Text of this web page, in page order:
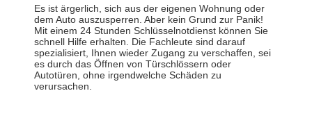
Es ist ärgerlich, sich aus der eigenen Wohnung oder
dem Auto auszusperren. Aber kein Grund zur Panik!
Mit einem 24 Stunden Schlüsselnotdienst können Sie
schnell Hilfe erhalten. Die Fachleute sind darauf
spezialisiert, Ihnen wieder Zugang zu verschaffen, sei
es durch das Öffnen von Türschlössern oder
Autotüren, ohne irgendwelche Schäden zu
verursachen.